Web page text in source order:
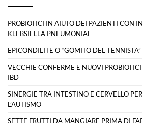
PROBIOTICI IN AIUTO DEI PAZIENTI CON
KLEBSIELLA PNEUMONIAE
EPICONDILITE O “GOMITO DEL TENNISTA”
VECCHIE CONFERME E NUOVI
IBD
SINERGIE TRA INTESTINO E CERVELLO
L’AUTISMO
SETTE FRUTTI DA MANGIARE PRIMA DI